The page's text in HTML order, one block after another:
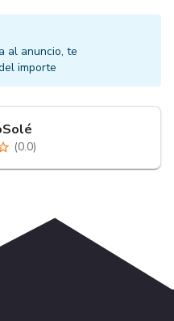
al anuncio, te
importe
(0.0)